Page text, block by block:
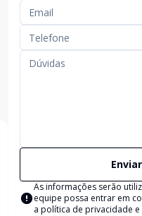
Enviar
As informações serão
equipe possa entrar em
a política de privacidade